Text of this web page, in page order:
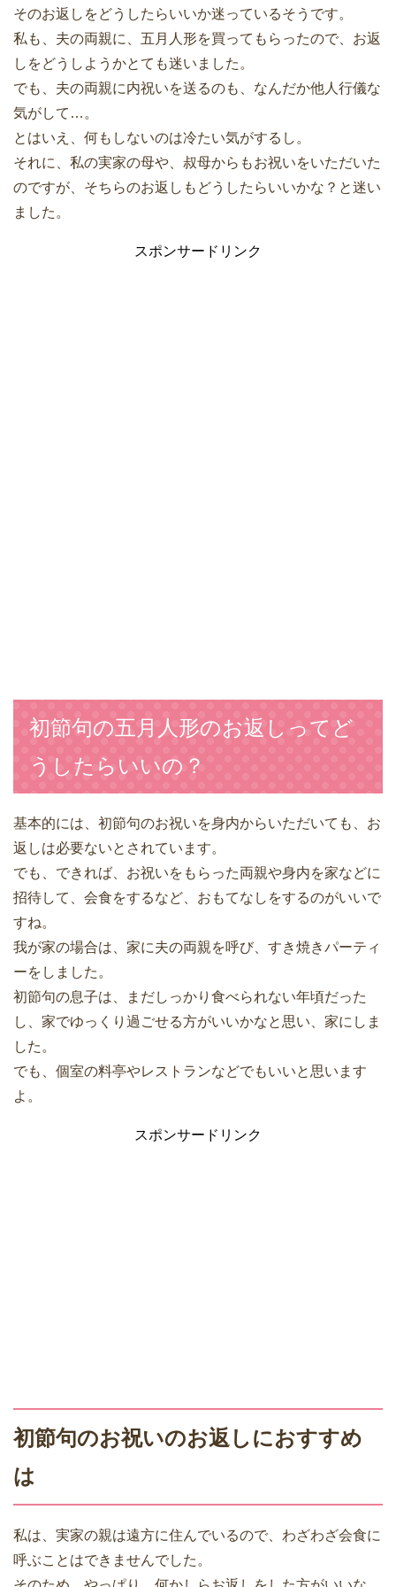
そのお返しをどうしたらいいか迷っているそうです。
私も、夫の両親に、五月人形を買ってもらったので、お返
しをどうしようかとても迷いました。
でも、夫の両親に内祝いを送るのも、なんだか他人行儀な
気がして…。
とはいえ、何もしないのは冷たい気がするし。
それに、私の実家の母や、叔母からもお祝いをいただいた
のですが、そちらのお返しもどうしたらいいかな？と迷い
ました。
スポンサードリンク
初節句の五月人形のお返しってど
うしたらいいの？
基本的には、初節句のお祝いを身内からいただいても、お
返しは必要ないとされています。
でも、できれば、お祝いをもらった両親や身内を家などに
招待して、会食をするなど、おもてなしをするのがいいで
すね。
我が家の場合は、家に夫の両親を呼び、すき焼きパーティ
ーをしました。
初節句の息子は、まだしっかり食べられない年頃だった
し、家でゆっくり過ごせる方がいいかなと思い、家にしま
した。
でも、個室の料亭やレストランなどでもいいと思います
よ。
スポンサードリンク
初節句のお祝いのお返しにおすすめ
は
私は、実家の親は遠方に住んでいるので、わざわざ会食に
呼ぶことはできませんでした。